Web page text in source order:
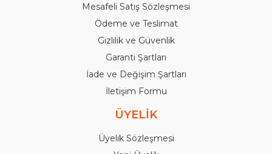
Mesafeli Satış Sözleşmesi
Ödeme ve Teslimat
Gizlilik ve Güvenlik
Garanti Şartları
İade ve Değişim Şartları
İletişim Formu
ÜYELİK
Üyelik Sözleşmesi